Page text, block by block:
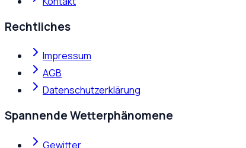
Rechtliches
Impressum
AGB
Datenschutzerklärung
Spannende Wetterphänomene
Gewitter